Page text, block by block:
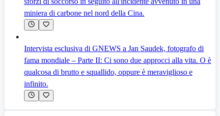
miniera di carbone nel nord della Cina.
Intervista esclusiva di GNEWS a Jan Saudek, fotografo di
fama mondiale – Parte II: Ci sono due approcci alla vita. O è
qualcosa di brutto e squallido, oppure è meraviglioso e
infinito.